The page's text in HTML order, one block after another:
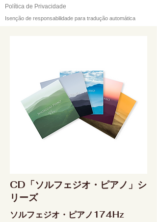
Política de Privacidade
Isenção de responsabilidade para tradução automática
CD「ソルフェジオ・ピアノ」シ
リーズ
ソルフェジオ・ピアノ174Hz